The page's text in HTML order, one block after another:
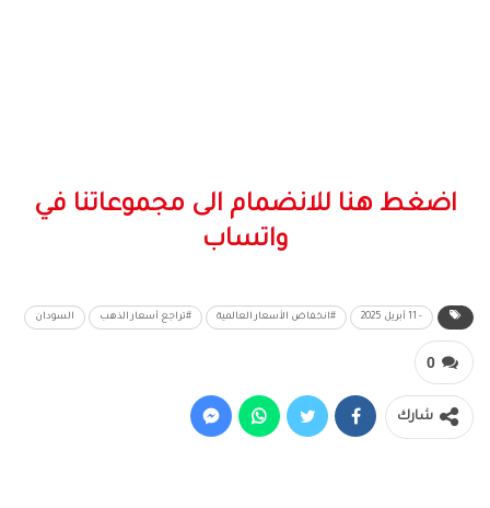
اضغط هنا للانضمام الى مجموعاتنا في
واتساب
- 11 أبريل 2025 #انخفاض الأسعار العالمية #تراجع أسعار الذهب السودان
0
شارك